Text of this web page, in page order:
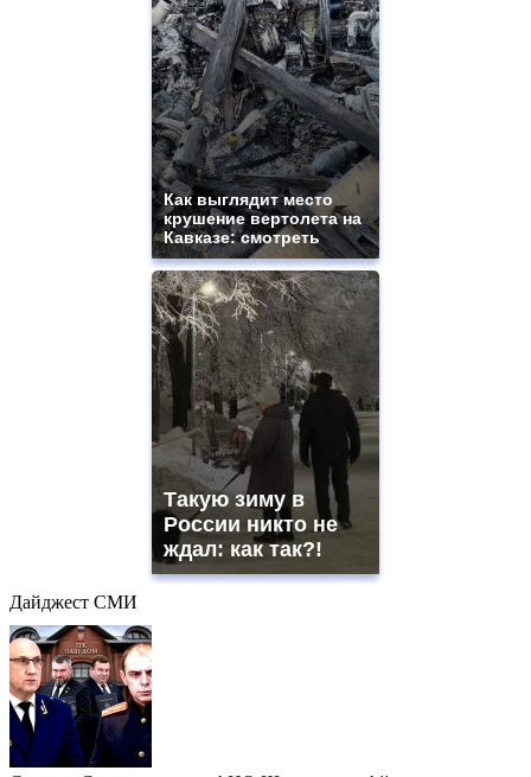
Как выглядит место
крушение вертолета на
Кавказе: смотреть
Такую зиму в
России никто не
ждал: как так?!
Дайджест СМИ